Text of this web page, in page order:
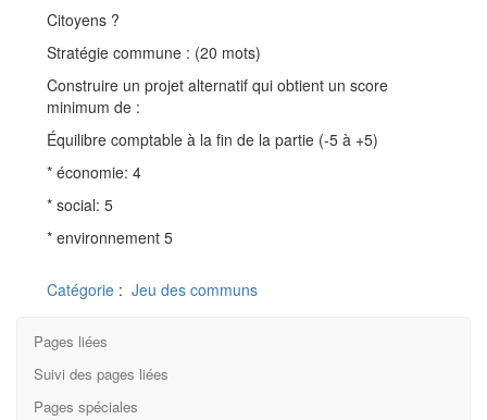
Citoyens ?
Stratégie commune : (20 mots)
Construire un projet alternatif qui obtient un score
minimum de :
Équilibre comptable à la fin de la partie (-5 à +5)
* économie: 4
* social: 5
* environnement 5
Catégorie : Jeu des communs
Pages liées
Suivi des pages liées
Pages spéciales